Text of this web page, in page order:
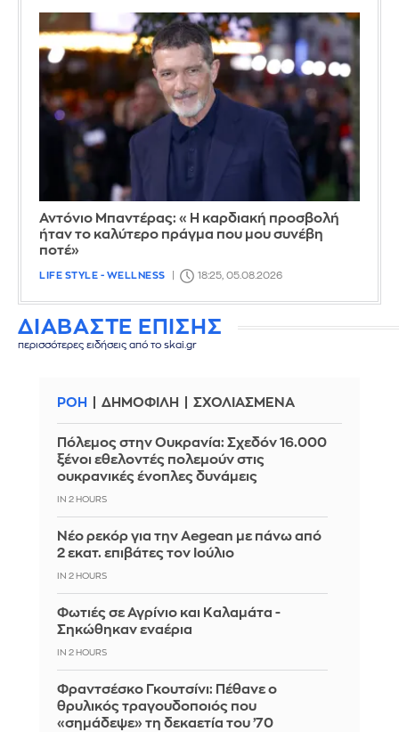
Αντόνιο Μπαντέρας: «Η καρδιακή προσβολή
ήταν το καλύτερο πράγμα που μου συνέβη
ποτέ»
LIFE STYLE - WELLNESS 18:25, 05.08.2026
ΔΙΑΒΑΣΤΕ ΕΠΙΣΗΣ
περισσότερες ειδήσεις από το skai.gr
ΡΟΗ ΔΗΜΟΦΙΛΗ ΣΧΟΛΙΑΣΜΕΝΑ
Πόλεμος στην Ουκρανία: Σχεδόν 16.000
ξένοι εθελοντές πολεμούν στις
ουκρανικές ένοπλες δυνάμεις
IN 2 HOURS
Νέο ρεκόρ για την Aegean με πάνω από
2 εκατ. επιβάτες τον Ιούλιο
IN 2 HOURS
Φωτιές σε Αγρίνιο και Καλαμάτα -
Σηκώθηκαν εναέρια
IN 2 HOURS
Φραντσέσκο Γκουτσίνι: Πέθανε ο
θρυλικός τραγουδοποιός που
«σημάδεψε» τη δεκαετία του ’70